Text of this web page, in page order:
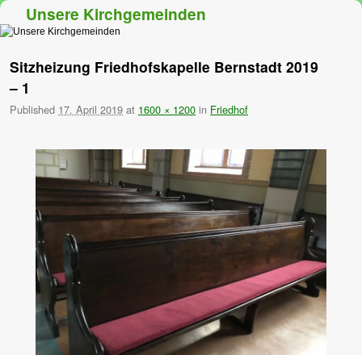
Unsere Kirchgemeinden
Sitzheizung Friedhofskapelle Bernstadt 2019
– 1
Published 17. April 2019 at 1600 × 1200 in Friedhof